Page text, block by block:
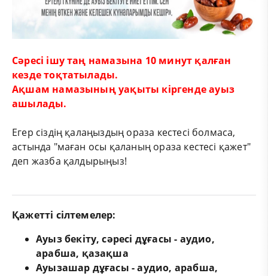
Сәресі ішу таң намазына 10 минут қалған
кезде тоқтатылады.
Ақшам намазының уақыты кіргенде ауыз
ашылады.
Егер сіздің қалаңыздың ораза кестесі болмаса,
астында "маған осы қаланың ораза кестесі қажет"
деп жазба қалдырыңыз!
Қажетті сілтемелер:
Ауыз бекіту, сәресі дұғасы - аудио,
арабша, қазақша
Ауызашар дұғасы - аудио, арабша,